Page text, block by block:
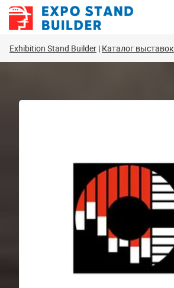
Перейти
Exhibition Stand Builder Каталог выставок